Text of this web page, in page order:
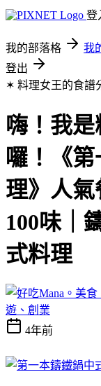
登
我的部落格 我
登出
✶ 料理女王的食譜
嗨！我
囉！《
理》人
100味｜
式料理
遊、創業
4年前